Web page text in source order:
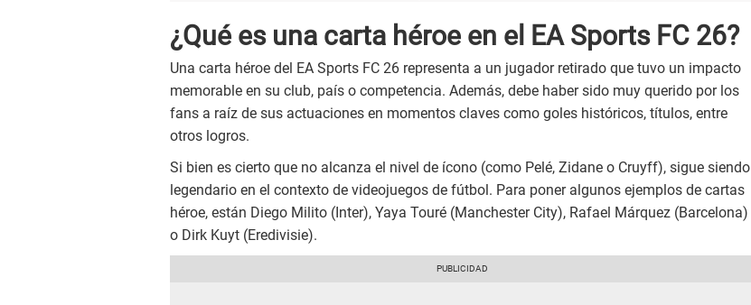
¿Qué es una carta héroe en el EA Sports FC 26?
Una carta héroe del EA Sports FC 26 representa a un jugador retirado que tuvo un impacto
memorable en su club, país o competencia. Además, debe haber sido muy querido por los
fans a raíz de sus actuaciones en momentos claves como goles históricos, títulos, entre
otros logros.
Si bien es cierto que no alcanza el nivel de ícono (como Pelé, Zidane o Cruyff), sigue siendo
legendario en el contexto de videojuegos de fútbol. Para poner algunos ejemplos de cartas
héroe, están Diego Milito (Inter), Yaya Touré (Manchester City), Rafael Márquez (Barcelona)
o Dirk Kuyt (Eredivisie).